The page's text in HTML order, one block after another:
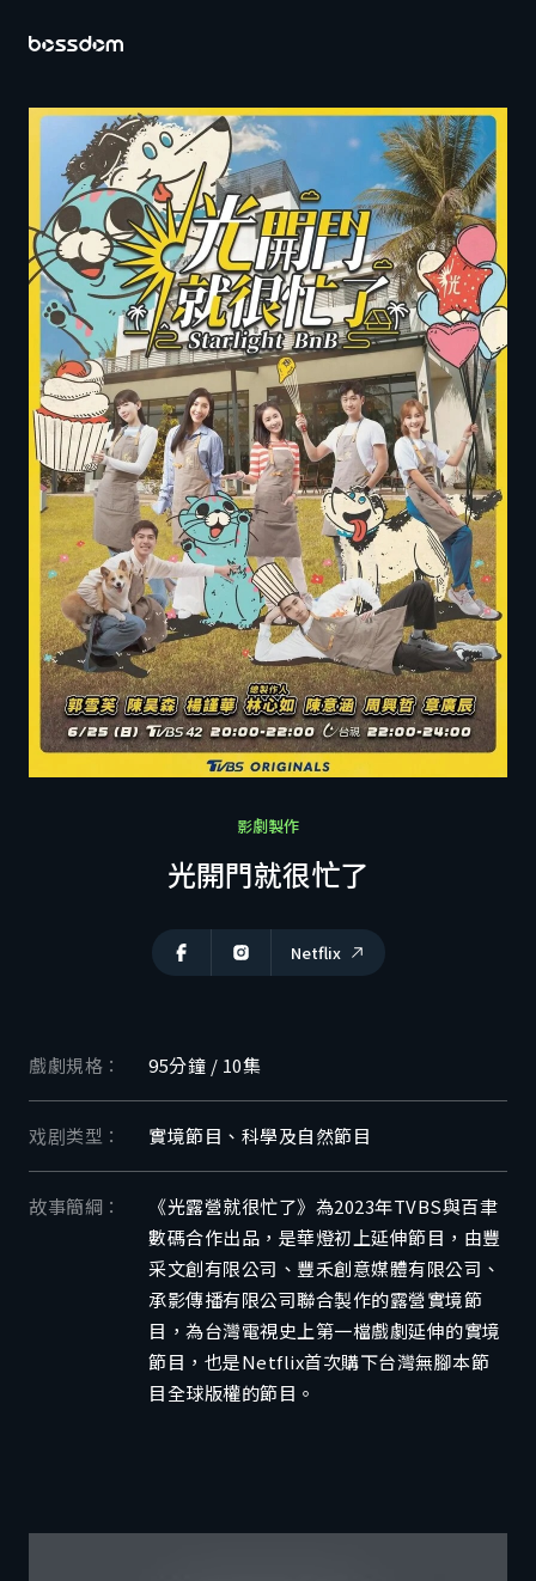
首頁
關於百聿
營運內容
投資人專區
公司資料
財務資訊
股務資訊
公司治理
重大訊息及公開資訊查詢
利害關係人專區
商洽聯繫
ZH EN CH
影劇製作
光開門就很忙了
Netflix
戲劇規格： 95分鐘 / 10集
戏剧类型： 實境節目、科學及自然節目
故事簡綱：
《光露營就很忙了》為2023年TVBS與百聿
數碼合作出品，是華燈初上延伸節目，由豐
采文創有限公司、豐禾創意媒體有限公司、
承影傳播有限公司聯合製作的露營實境節
目，為台灣電視史上第一檔戲劇延伸的實境
節目，也是Netflix首次購下台灣無腳本節
目全球版權的節目。